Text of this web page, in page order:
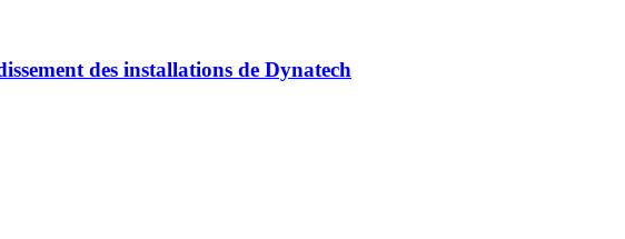
des installations de Dynatech